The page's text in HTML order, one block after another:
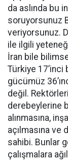
da aslında bu
soruyorsunuz
veriyorsunuz.
ile ilgili
İran bile
Türkiye
gücümüz
değil.
derebeylerine
alınmasına,
açılmasına ve
sahibi. Bunlar
çalışmalara